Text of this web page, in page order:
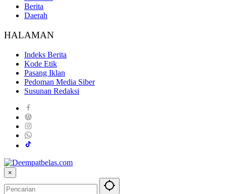
Berita
Daerah
HALAMAN
Indeks Berita
Kode Etik
Pasang Iklan
Pedoman Media Siber
Susunan Redaksi
×